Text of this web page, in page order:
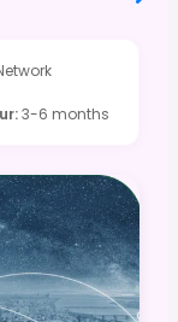
:3-6 months